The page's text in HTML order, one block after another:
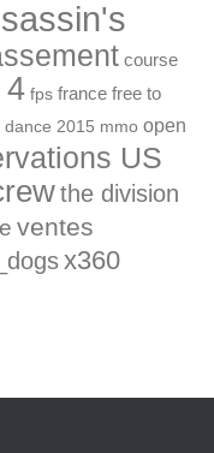
course
4 fps france free to
dance 2015 mmo open
US
the division
ventes
x360